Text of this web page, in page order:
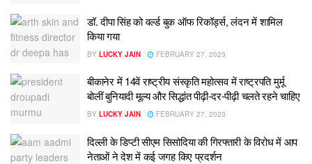
डॉ. दीपा सिंह को वर्ल्ड बुक ऑफ रिकॉर्ड्स, लंदन में शामिल
किया गया
BY LUCKY JAIN FEBRUARY 27, 2023
बीकानेर में 14वें राष्ट्रीय संस्कृति महोत्सव में राष्ट्रपति मुर्मू
बोलीं बुनियादी मूल्य और सिद्धांत पीढ़ी-दर-पीढ़ी चलते रहने चाहिए
BY LUCKY JAIN FEBRUARY 27, 2023
दिल्ली के डिप्टी सीएम सिसोदिया की गिरफ्तारी के विरोध में आप
नेताओं ने देश में कई जगह किए प्रदर्शन